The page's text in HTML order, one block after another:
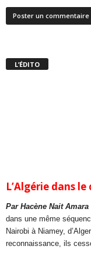
L’ÉDITO
L’Algérie dans
Par Hacène Nait Amara
dans une même
Nairobi à Niamey,
reconnaissance, ils